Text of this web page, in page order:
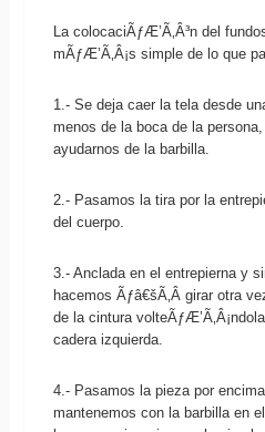
La colocaciÃƒÆ’Ã‚Â³n del
mÃƒÆ’Ã‚Â¡s simple de lo que
1.- Se deja caer la tela desde
menos de la boca de la
ayudarnos de la barbilla.
2.- Pasamos la tira por la
del cuerpo.
3.- Anclada en el entrepierna y
hacemos Ãƒâ€šÃ‚Â girar otra
de la cintura
cadera izquierda.
4.- Pasamos la pieza por
mantenemos con la barbilla en